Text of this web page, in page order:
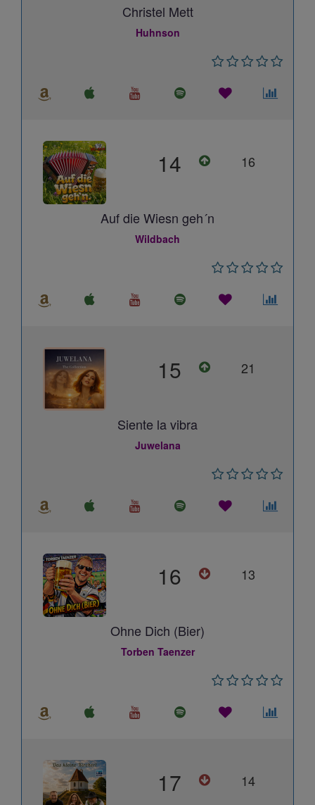
Christel Mett
Huhnson
14 16
Auf die Wiesn geh´n
Wildbach
15 21
Siente la vibra
Juwelana
16 13
Ohne Dich (Bier)
Torben Taenzer
17 14